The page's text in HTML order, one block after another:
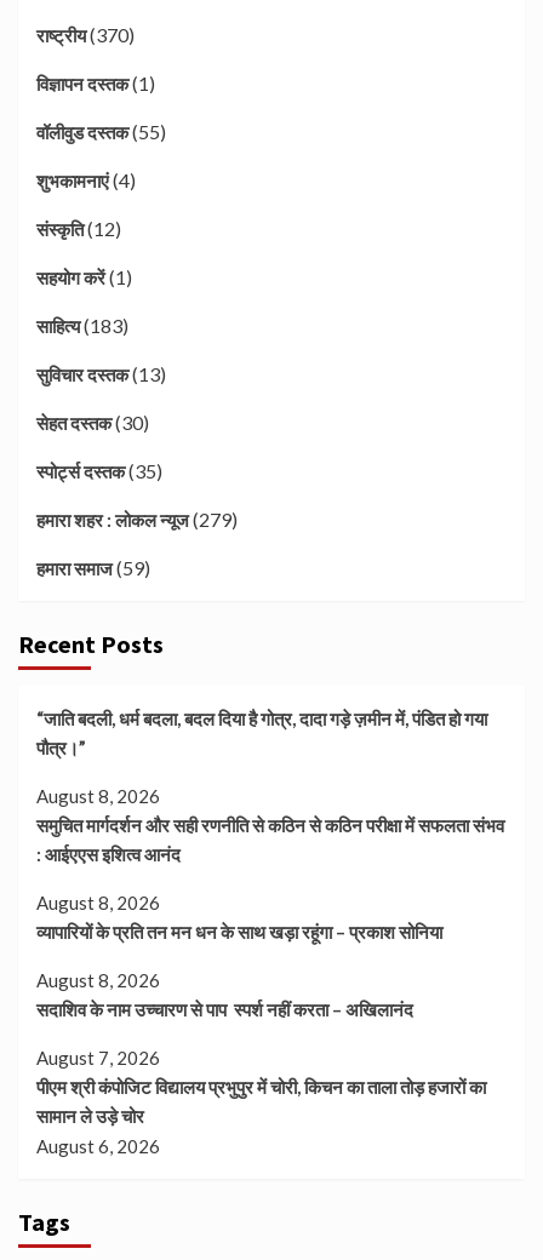
राष्ट्रीय(370)
विज्ञापन दस्तक(1)
वॉलीवुड दस्तक(55)
शुभकामनाएं(4)
संस्कृति(12)
सहयोग करें(1)
साहित्य(183)
सुविचार दस्तक(13)
सेहत दस्तक(30)
स्पोर्ट्स दस्तक(35)
हमारा शहर : लोकल न्यूज(279)
हमारा समाज(59)
Recent Posts
“जाति बदली, धर्म बदला, बदल दिया है गोत्र, दादा गड़े ज़मीन में, पंडित हो गया
पौत्र।”
August 8, 2026
समुचित मार्गदर्शन और सही रणनीति से कठिन से कठिन परीक्षा में सफलता संभव
: आईएएस इशित्व आनंद
August 8, 2026
व्यापारियों के प्रति तन मन धन के साथ खड़ा रहूंगा – प्रकाश सोनिया
August 8, 2026
सदाशिव के नाम उच्चारण से पाप स्पर्श नहीं करता – अखिलानंद
August 7, 2026
पीएम श्री कंपोजिट विद्यालय प्रभुपुर में चोरी, किचन का ताला तोड़ हजारों का
सामान ले उड़े चोर
August 6, 2026
Tags